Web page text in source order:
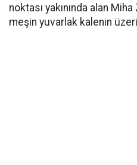
noktası yakınında alan
meşin yuvarlak kalenin